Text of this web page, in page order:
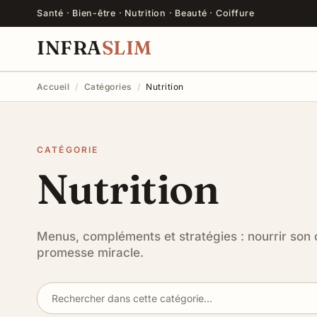
Santé · Bien-être · Nutrition · Beauté · Coiffure
INFRASLIM
Accueil / Catégories / Nutrition
CATÉGORIE
Nutrition
Menus, compléments et stratégies : nourrir
promesse miracle.